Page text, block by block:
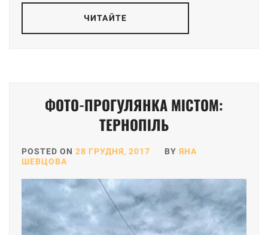
ЧИТАЙТЕ
ФОТО-ПРОГУЛЯНКА МІСТОМ:
ТЕРНОПІЛЬ
POSTED ON 28 ГРУДНЯ, 2017 BY ЯНА
ШЕВЦОВА